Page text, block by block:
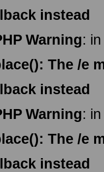
instead
Warning:
The /e
instead
Warning:
The /e
instead